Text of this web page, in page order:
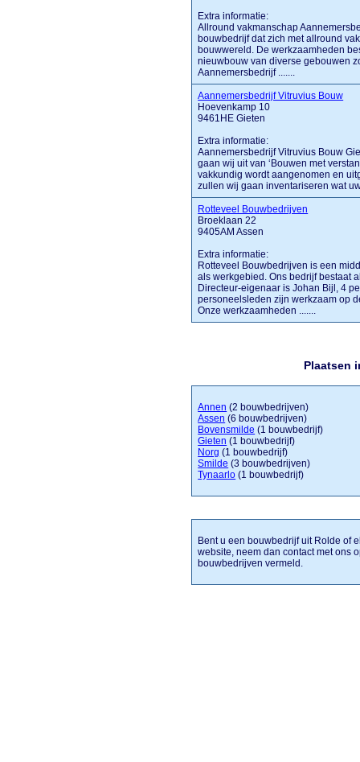
Extra informatie:
Allround vakmanschap
bouwbedrijf dat zich met allround
bouwwereld. De werkzaamheden
nieuwbouw van diverse gebouwen
Aannemersbedrijf .......
Aannemersbedrijf Vitruvius Bouw
Hoevenkamp 10
9461HE Gieten
Extra informatie:
Aannemersbedrijf Vitruvius Bouw
gaan wij uit van ‘Bouwen met
vakkundig wordt aangenomen en
zullen wij gaan inventariseren wat
Rotteveel Bouwbedrijven
Broeklaan 22
9405AM Assen
Extra informatie:
Rotteveel Bouwbedrijven is een
als werkgebied. Ons bedrijf bestaat
Directeur-eigenaar is Johan Bijl, 4
personeelsleden zijn werkzaam op
Onze werkzaamheden .......
Plaatsen
Annen (2 bouwbedrijven)
Assen (6 bouwbedrijven)
Bovensmilde (1 bouwbedrijf)
Gieten (1 bouwbedrijf)
Norg (1 bouwbedrijf)
Smilde (3 bouwbedrijven)
Tynaarlo (1 bouwbedrijf)
Bent u een bouwbedrijf uit Rolde of
website, neem dan contact met ons
bouwbedrijven vermeld.